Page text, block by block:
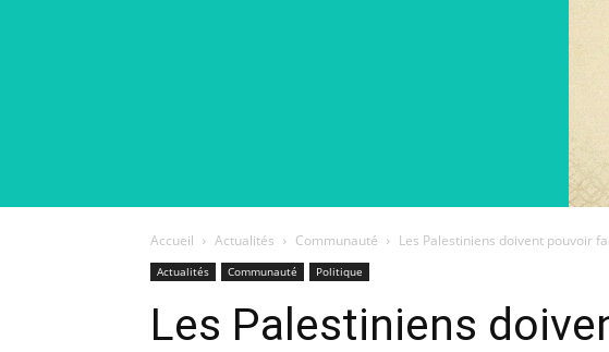
Accueil Actualités Communauté Les Palestiniens doivent pouvoir
Actualités Communauté Politique
Les Palestiniens